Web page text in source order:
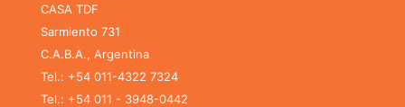
CASA TDF
Sarmiento 731
C.A.B.A., Argentina
Tel.: +54 011-4322 7324
Tel.: +54 011 - 3948-0442